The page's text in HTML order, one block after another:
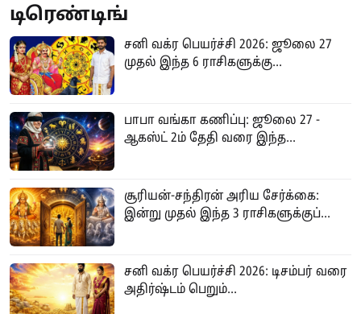
டிரெண்டிங்
சனி வக்ர பெயர்ச்சி 2026: ஜூலை 27
முதல் இந்த 6 ராசிகளுக்கு...
பாபா வங்கா கணிப்பு: ஜூலை 27 -
ஆகஸ்ட் 2ம் தேதி வரை இந்த...
சூரியன்-சந்திரன் அரிய சேர்க்கை:
இன்று முதல் இந்த 3 ராசிகளுக்குப்...
சனி வக்ர பெயர்ச்சி 2026: டிசம்பர் வரை
அதிர்ஷ்டம் பெறும்...